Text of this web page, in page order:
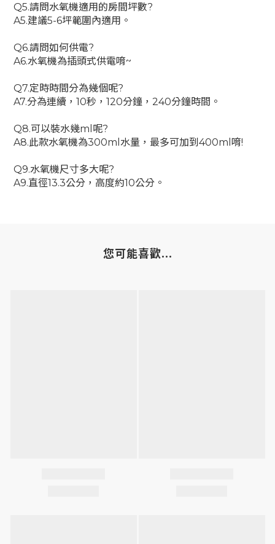
Q5.請問水氧機適用的房間坪數?
A5.建議5-6坪範圍內適用。
Q6.請問如何供電?
A6.水氧機為插頭式供電唷~
Q7.定時時間分為幾個呢?
A7.分為連續，10秒，120分鐘，240分鐘時間。
Q8.可以裝水幾ml呢?
A8.此款水氧機為300ml水量，最多可加到400ml唷!
Q9.水氧機尺寸多大呢?
A9.直徑13.3公分，高度約10公分。
您可能喜歡...